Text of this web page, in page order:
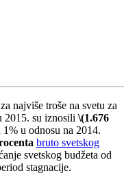
najviše troše na svetu za
2015. su iznosili \(1.676
u odnosu na 2014.
bruto svetskog
svetskog budžeta od
stagnacije.